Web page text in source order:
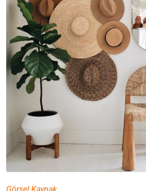
Görsel Kaynak